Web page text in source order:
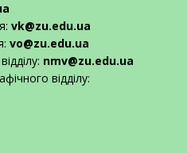
vk@zu.edu.ua
vo@zu.edu.ua
nmv@zu.edu.ua
відділу: